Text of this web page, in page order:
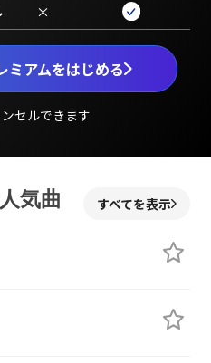
ミアムをはじめる
セルできます
×
気曲 すべてを表示